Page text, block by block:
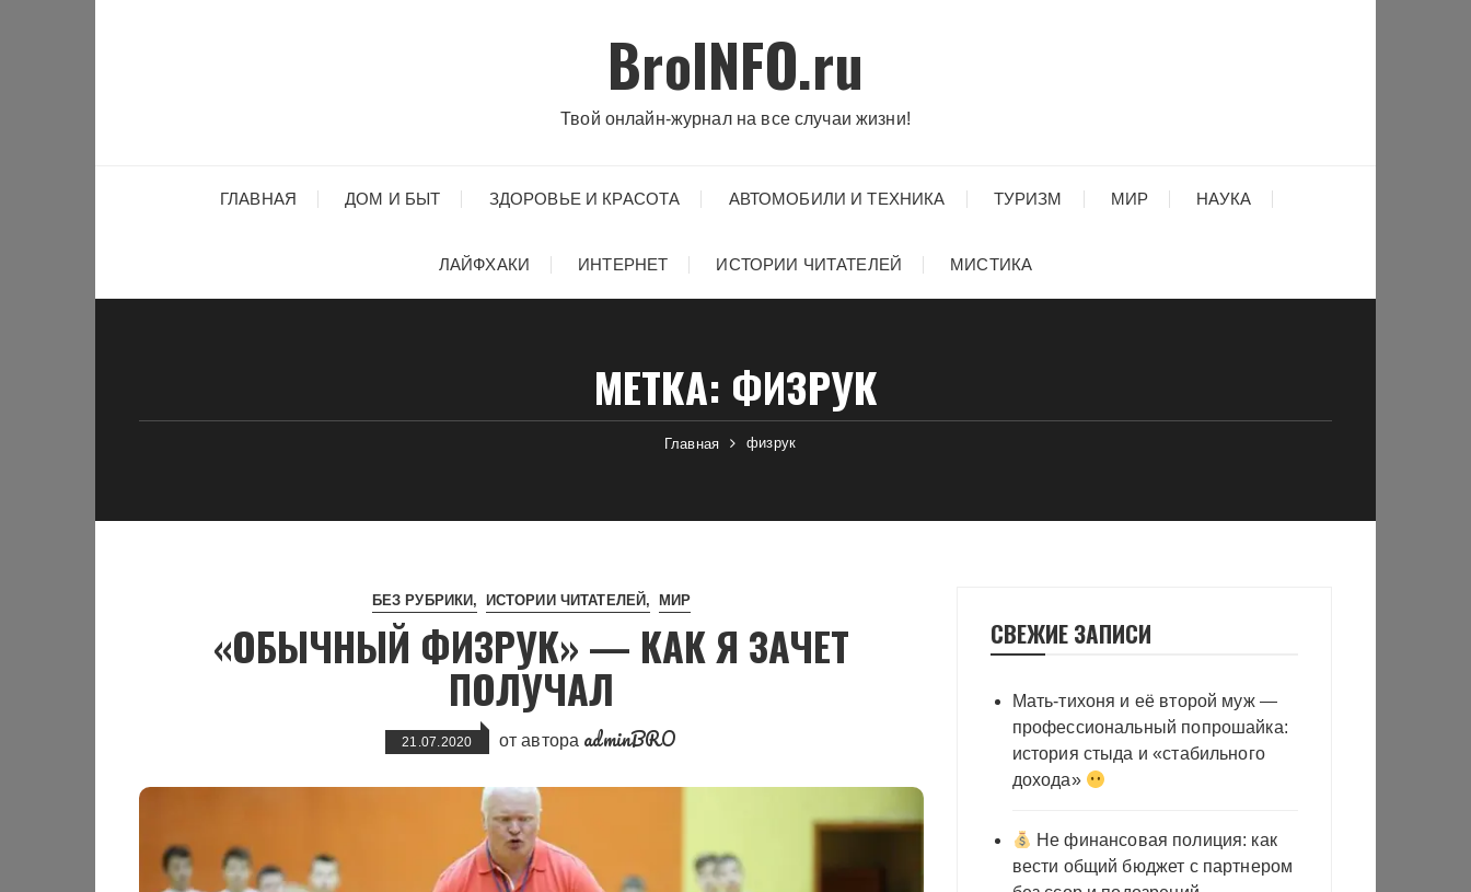
BroINFO.ru
Твой онлайн-журнал на все случаи жизни!
ГЛАВНАЯ ДОМ И БЫТ ЗДОРОВЬЕ И КРАСОТА АВТОМОБИЛИ И ТЕХНИКА ТУРИЗМ МИР НАУКА
ЛАЙФХАКИ ИНТЕРНЕТ ИСТОРИИ ЧИТАТЕЛЕЙ МИСТИКА
МЕТКА: ФИЗРУК
Главная физрук
БЕЗ РУБРИКИ ИСТОРИИ ЧИТАТЕЛЕЙ МИР
«ОБЫЧНЫЙ ФИЗРУК» — КАК Я ЗАЧЕТ
ПОЛУЧАЛ
21.07.2020 от автора adminBRO
СВЕЖИЕ ЗАПИСИ
Мать-тихоня и её второй муж —
профессиональный попрошайка:
история стыда и «стабильного
дохода»
Не финансовая полиция: как
вести общий бюджет с партнером